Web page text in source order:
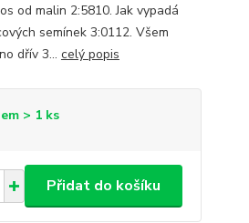
od malin 2:5810. Jak vypadá
semínek 3:0112. Všem
dřív 3... celý popis
> 1 ks
Přidat do košíku